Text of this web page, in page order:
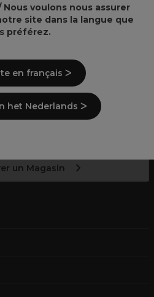
duo.com
1,9000 Gand, Belgique
un Magasin
voulons nous assurer
site dans la langue que
préférez.
en français ᐳ
het Nederlands ᐳ